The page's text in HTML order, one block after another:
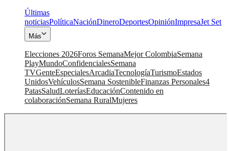
Últimas
noticiasPolíticaNaciónDineroDeportesOpiniónImpresaJet Set
Más
Elecciones 2026Foros SemanaMejor ColombiaSemana
PlayMundoConfidencialesSemana
TVGenteEspecialesArcadiaTecnologíaTurismoEstados
UnidosVehículosSemana SostenibleFinanzas Personales4
PatasSaludLoteríasEducaciónContenido en
colaboraciónSemana RuralMujeres